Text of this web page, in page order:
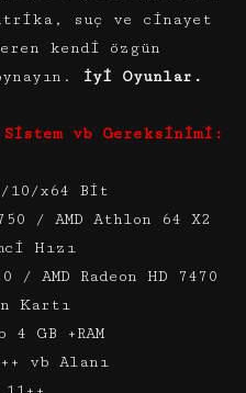
suç ve cinayet
kendi özgün
İyi Oyunlar.
vb Gereksinimi:
10/x64 Bit
/ AMD Athlon 64 X2
Hızı
/ AMD Radeon HD 7470
Kartı
GB +RAM
vb Alanı